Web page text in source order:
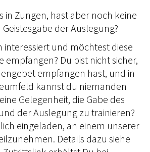
in Zungen, hast aber noch keine
der Auslegung?
interessiert und möchtest diese
empfangen? Du bist nicht sicher,
empfangen hast, und in
kannst du niemanden
Gelegenheit, die Gabe des
der Auslegung zu trainieren?
eingeladen, an einem unserer
Details dazu siehe